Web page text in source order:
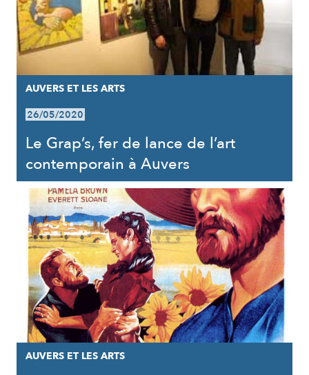
AUVERS ET LES ARTS
26/05/2020
Le Grap’s, fer de lance de l’art
contemporain à Auvers
AUVERS ET LES ARTS